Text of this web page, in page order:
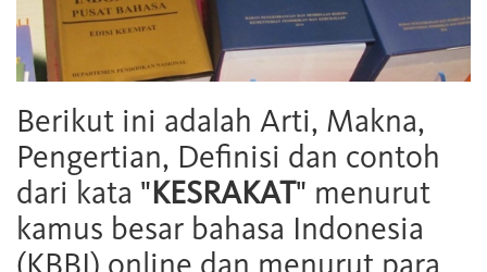
Berikut ini adalah Arti, Makna,
Pengertian, Definisi dan contoh
dari kata "KESRAKAT" menurut
kamus besar bahasa Indonesia